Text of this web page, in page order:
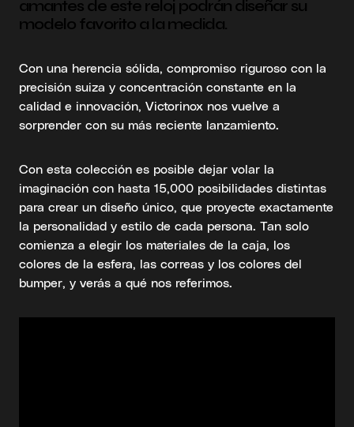
amantes de este reloj podrán diseñar su
modelo favorito a la medida.
Con una herencia sólida, compromiso riguroso con la
precisión suiza y concentración constante en la
calidad e innovación, Victorinox nos vuelve a
sorprender con su más reciente lanzamiento.
Con esta colección es posible dejar volar la
imaginación con hasta 15,000 posibilidades distintas
para crear un diseño único, que proyecte exactamente
la personalidad y estilo de cada persona. Tan solo
comienza a elegir los materiales de la caja, los
colores de la esfera, las correas y los colores del
bumper, y verás a qué nos referimos.